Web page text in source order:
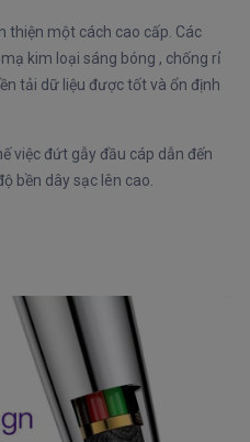
thiện một cách cao cấp. Các
kim loại sáng bóng , chống rỉ
tải dữ liệu được tốt và ổn định
việc đứt gẫy đầu cáp dẫn đến
bền dây sạc lên cao.